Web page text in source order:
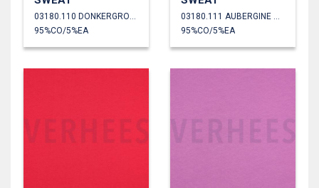
03180.110 DONKERGROEN GEMÊLEERD
95%CO/5%EA
03180.111 AUBERGINE GEMÊLEERD
95%CO/5%EA